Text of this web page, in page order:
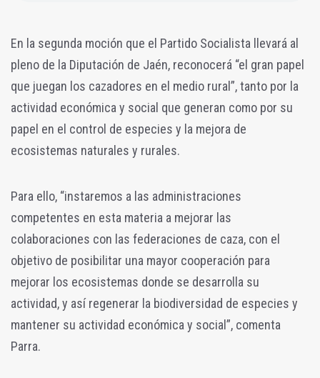
En la segunda moción que el Partido Socialista llevará al
pleno de la Diputación de Jaén, reconocerá “el gran papel
que juegan los cazadores en el medio rural”, tanto por la
actividad económica y social que generan como por su
papel en el control de especies y la mejora de
ecosistemas naturales y rurales.
Para ello, “instaremos a las administraciones
competentes en esta materia a mejorar las
colaboraciones con las federaciones de caza, con el
objetivo de posibilitar una mayor cooperación para
mejorar los ecosistemas donde se desarrolla su
actividad, y así regenerar la biodiversidad de especies y
mantener su actividad económica y social”, comenta
Parra.